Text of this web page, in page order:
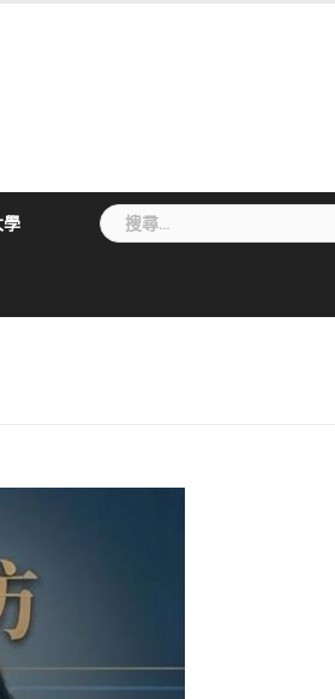
學
搜
尋
字: